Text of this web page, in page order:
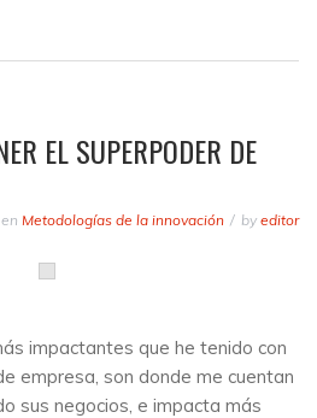
EL SUPERPODER DE
en Metodologías de la innovación by editor
impactantes que he tenido con
empresa, son donde me cuentan
sus negocios, e impacta más